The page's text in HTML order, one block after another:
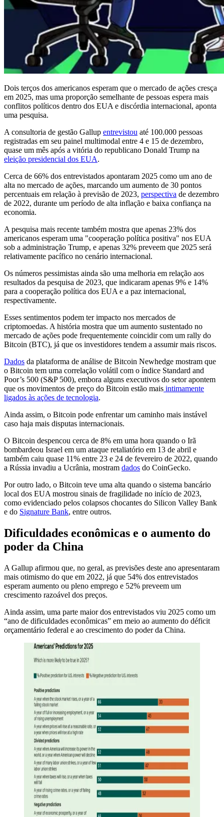
Dois terços dos americanos esperam que o mercado de ações cresça
em 2025, mas uma proporção semelhante de pessoas espera mais
conflitos políticos dentro dos EUA e discórdia internacional, aponta
uma pesquisa.
A consultoria de gestão Gallup entrevistou até 100.000 pessoas
registradas em seu painel multimodal entre 4 e 15 de dezembro,
quase um mês após a vitória do republicano Donald Trump na
eleição presidencial dos EUA.
Cerca de 66% dos entrevistados apontaram 2025 como um ano de
alta no mercado de ações, marcando um aumento de 30 pontos
percentuais em relação à previsão de 2023, perspectiva de dezembro
de 2022, durante um período de alta inflação e baixa confiança na
economia.
A pesquisa mais recente também mostra que apenas 23% dos
americanos esperam uma "cooperação política positiva" nos EUA
sob a administração Trump, e apenas 32% preveem que 2025 será
relativamente pacífico no cenário internacional.
Os números pessimistas ainda são uma melhoria em relação aos
resultados da pesquisa de 2023, que indicaram apenas 9% e 14%
para a cooperação política dos EUA e a paz internacional,
respectivamente.
Esses sentimentos podem ter impacto nos mercados de
criptomoedas. A história mostra que um aumento sustentado no
mercado de ações pode frequentemente coincidir com um rally do
Bitcoin (BTC), já que os investidores tendem a assumir mais riscos.
Dados da plataforma de análise de Bitcoin Newhedge mostram que
o Bitcoin tem uma correlação volátil com o índice Standard and
Poor’s 500 (S&P 500), embora alguns executivos do setor apontem
que os movimentos de preço do Bitcoin estão mais intimamente
ligados às ações de tecnologia.
Ainda assim, o Bitcoin pode enfrentar um caminho mais instável
caso haja mais disputas internacionais.
O Bitcoin despencou cerca de 8% em uma hora quando o Irã
bombardeou Israel em um ataque retaliatório em 13 de abril e
também caiu quase 11% entre 23 e 24 de fevereiro de 2022, quando
a Rússia invadiu a Ucrânia, mostram dados do CoinGecko.
Por outro lado, o Bitcoin teve uma alta quando o sistema bancário
local dos EUA mostrou sinais de fragilidade no início de 2023,
como evidenciado pelos colapsos chocantes do Silicon Valley Bank
e do Signature Bank, entre outros.
Dificuldades econômicas e o aumento do
poder da China
A Gallup afirmou que, no geral, as previsões deste ano apresentaram
mais otimismo do que em 2022, já que 54% dos entrevistados
esperam aumento ou pleno emprego e 52% preveem um
crescimento razoável dos preços.
Ainda assim, uma parte maior dos entrevistados viu 2025 como um
“ano de dificuldades econômicas” em meio ao aumento do déficit
orçamentário federal e ao crescimento do poder da China.